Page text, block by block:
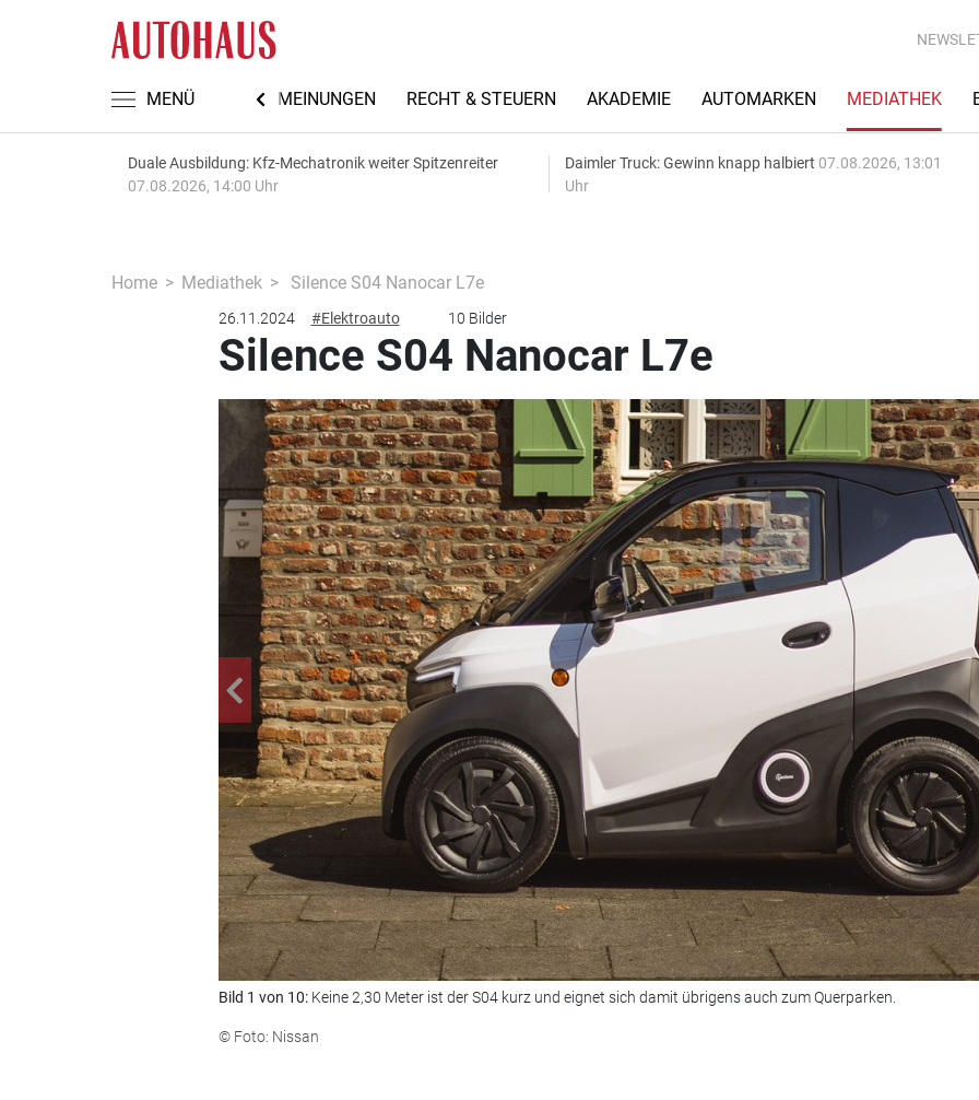
MENÜ
AUTOMECHANIKA 2026 MEINUNGEN RECHT & STEUERN AKADEMIE AUTOMARKEN MEDIATHEK
Duale Ausbildung: Kfz-Mechatronik weiter Spitzenreiter
07.08.2026, 14:00 Uhr
Daimler Truck: Gewinn knapp halbiert 07.08.2026, 13:01
Uhr
Home Mediathek Silence S04 Nanocar L7e
26.11.2024 #Elektroauto 10 Bilder
Silence S04 Nanocar L7e
Bild 1 von 10: Keine 2,30 Meter ist der S04 kurz und eignet sich damit übrigens auch zum Querparken.
© Foto: Nissan